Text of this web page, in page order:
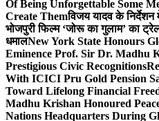
Of Being Unforgettable Some
Create Themविजय यादव के निर्देशन
भोजपुरी फिल्म ‘जोरू का गुलाम’ का
धमालNew York State Honours
Eminence Prof. Sir Dr. Madhu
Prestigious Civic Recognitions
With ICICI Pru Gold Pension
Toward Lifelong Financial
Madhu Krishan Honoured
Nations Headquarters During